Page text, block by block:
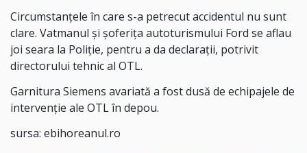
Circumstanțele în care s-a petrecut accidentul nu sunt
clare. Vatmanul și șoferița autoturismului Ford se aflau
joi seara la Poliție, pentru a da declarații, potrivit
directorului tehnic al OTL.
Garnitura Siemens avariată a fost dusă de echipajele de
intervenție ale OTL în depou.
sursa: ebihoreanul.ro